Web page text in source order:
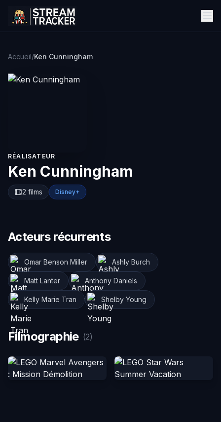
Accueil/Ken Cunningham
RÉALISATEUR
Ken Cunningham
2 films Disney+
Acteurs récurrents
Omar Benson Miller Ashly Burch
Matt Lanter Anthony Daniels
Kelly Marie Tran Shelby Young
Filmographie (2)